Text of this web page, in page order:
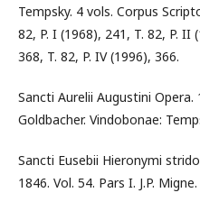
Tempsky. 4 vols. Corpus
82, P. I (1968), 241, T. 82, P. II
368, T. 82, P. IV (1996), 366.
Sancti Aurelii Augustini Opera.
Goldbacher. Vindobonae:
Sancti Eusebii Hieronymi
1846. Vol. 54. Pars I. J.P.